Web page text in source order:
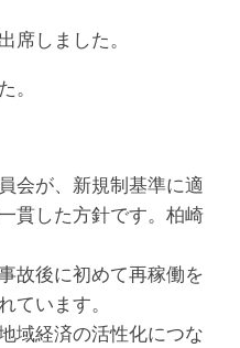
しました。
。
会が、新規制基準に適
貫した方針です。柏崎
故後に初めて再稼働を
ています。
域経済の活性化につな